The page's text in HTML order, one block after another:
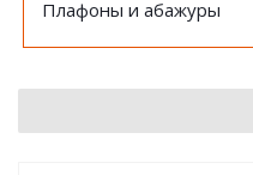
Плафоны и абажуры